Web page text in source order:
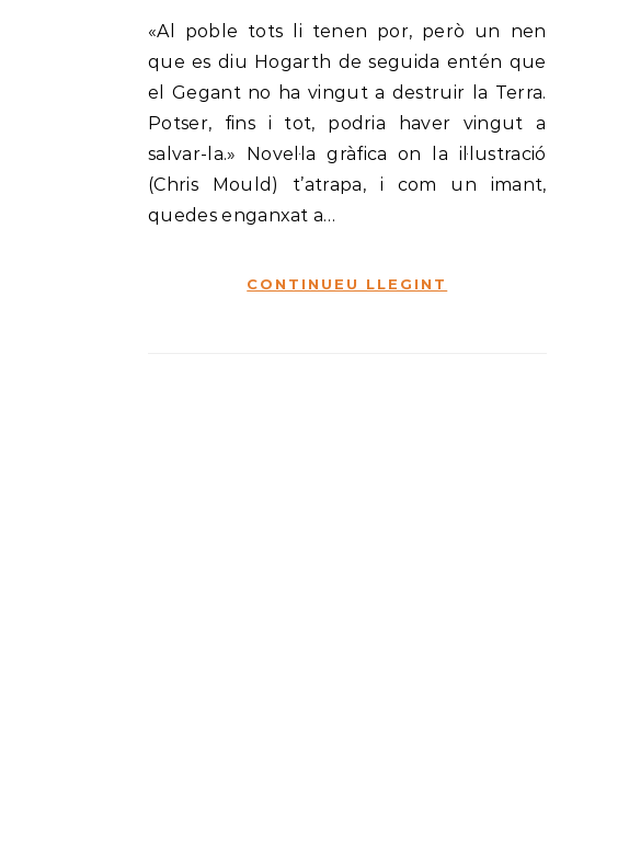
«Al poble tots li tenen por, però un nen
que es diu Hogarth de seguida entén que
el Gegant no ha vingut a destruir la Terra.
Potser, fins i tot, podria haver vingut a
salvar-la.» Novel·la gràfica on la il·lustració
(Chris Mould) t’atrapa, i com un imant,
quedes enganxat a…
CONTINUEU LLEGINT